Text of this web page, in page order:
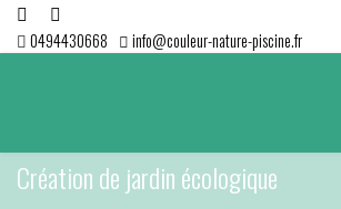
0494430668 info@couleur-nature-piscine.fr
Création de jardin écologique